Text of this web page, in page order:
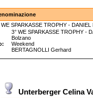
WE SPARKASSE TROPHY -
3° WE SPARKASSE
Bolzano
Weekend
BERTAGNOLLI Gerhard
Unterberger Celina